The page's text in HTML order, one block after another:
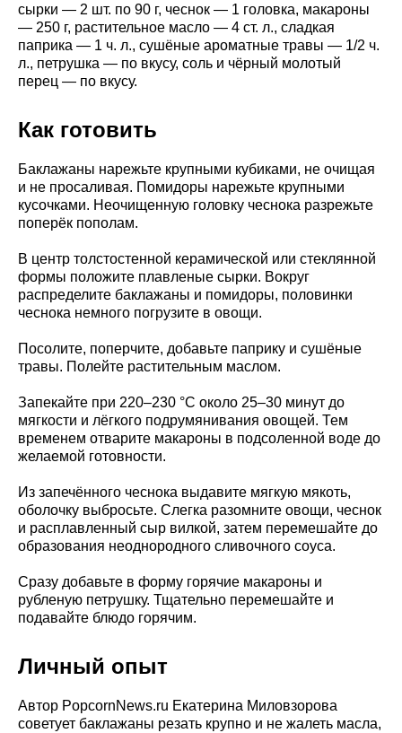
сырки — 2 шт. по 90 г, чеснок — 1 головка, макароны
— 250 г, растительное масло — 4 ст. л., сладкая
паприка — 1 ч. л., сушёные ароматные травы — 1/2 ч.
л., петрушка — по вкусу, соль и чёрный молотый
перец — по вкусу.
Как готовить
Баклажаны нарежьте крупными кубиками, не очищая
и не просаливая. Помидоры нарежьте крупными
кусочками. Неочищенную головку чеснока разрежьте
поперёк пополам.
В центр толстостенной керамической или стеклянной
формы положите плавленые сырки. Вокруг
распределите баклажаны и помидоры, половинки
чеснока немного погрузите в овощи.
Посолите, поперчите, добавьте паприку и сушёные
травы. Полейте растительным маслом.
Запекайте при 220–230 °C около 25–30 минут до
мягкости и лёгкого подрумянивания овощей. Тем
временем отварите макароны в подсоленной воде до
желаемой готовности.
Из запечённого чеснока выдавите мягкую мякоть,
оболочку выбросьте. Слегка разомните овощи, чеснок
и расплавленный сыр вилкой, затем перемешайте до
образования неоднородного сливочного соуса.
Сразу добавьте в форму горячие макароны и
рубленую петрушку. Тщательно перемешайте и
подавайте блюдо горячим.
Личный опыт
Автор PopcornNews.ru Екатерина Миловзорова
советует баклажаны резать крупно и не жалеть масла,